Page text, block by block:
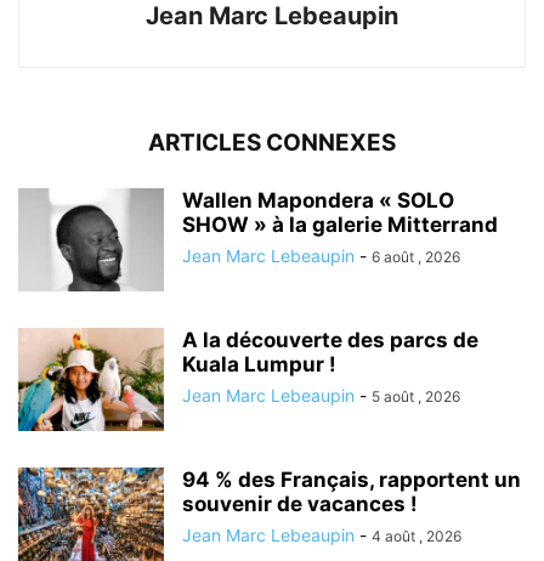
Jean Marc Lebeaupin
ARTICLES CONNEXES
Wallen Mapondera « SOLO
SHOW » à la galerie Mitterrand
Jean Marc Lebeaupin - 6 août , 2026
A la découverte des parcs de
Kuala Lumpur !
Jean Marc Lebeaupin - 5 août , 2026
94 % des Français, rapportent un
souvenir de vacances !
Jean Marc Lebeaupin - 4 août , 2026